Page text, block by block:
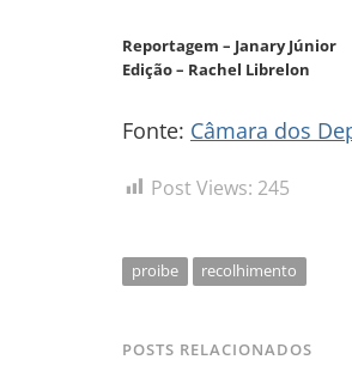
Reportagem – Janary Júnior
Edição – Rachel Librelon
Fonte: Câmara dos
Post Views: 245
proibe recolhimento
POSTS RELACIONADOS